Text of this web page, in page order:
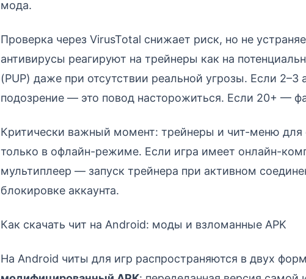
мода.
Проверка через VirusTotal снижает риск, но не
антивирусы реагируют на трейнеры как на
(PUP) даже при отсутствии реальной угрозы. Если 2–3
подозрение — это повод насторожиться. Если 20+ —
Критически важный момент: трейнеры и чит-меню для
только в офлайн-режиме. Если игра имеет онлайн-
мультиплеер — запуск трейнера при активном
блокировке аккаунта.
Как скачать чит на Android: моды и взломанные APK
На Android читы для игр распространяются в двух